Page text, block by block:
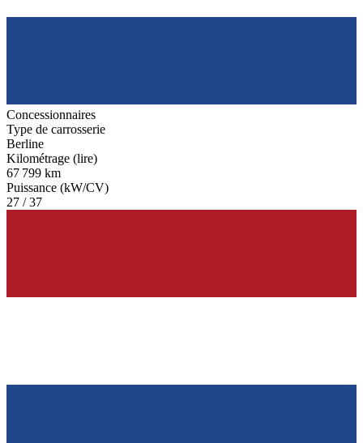
Concessionnaires
Type de carrosserie
Berline
Kilométrage (lire)
67 799 km
Puissance (kW/CV)
27 / 37